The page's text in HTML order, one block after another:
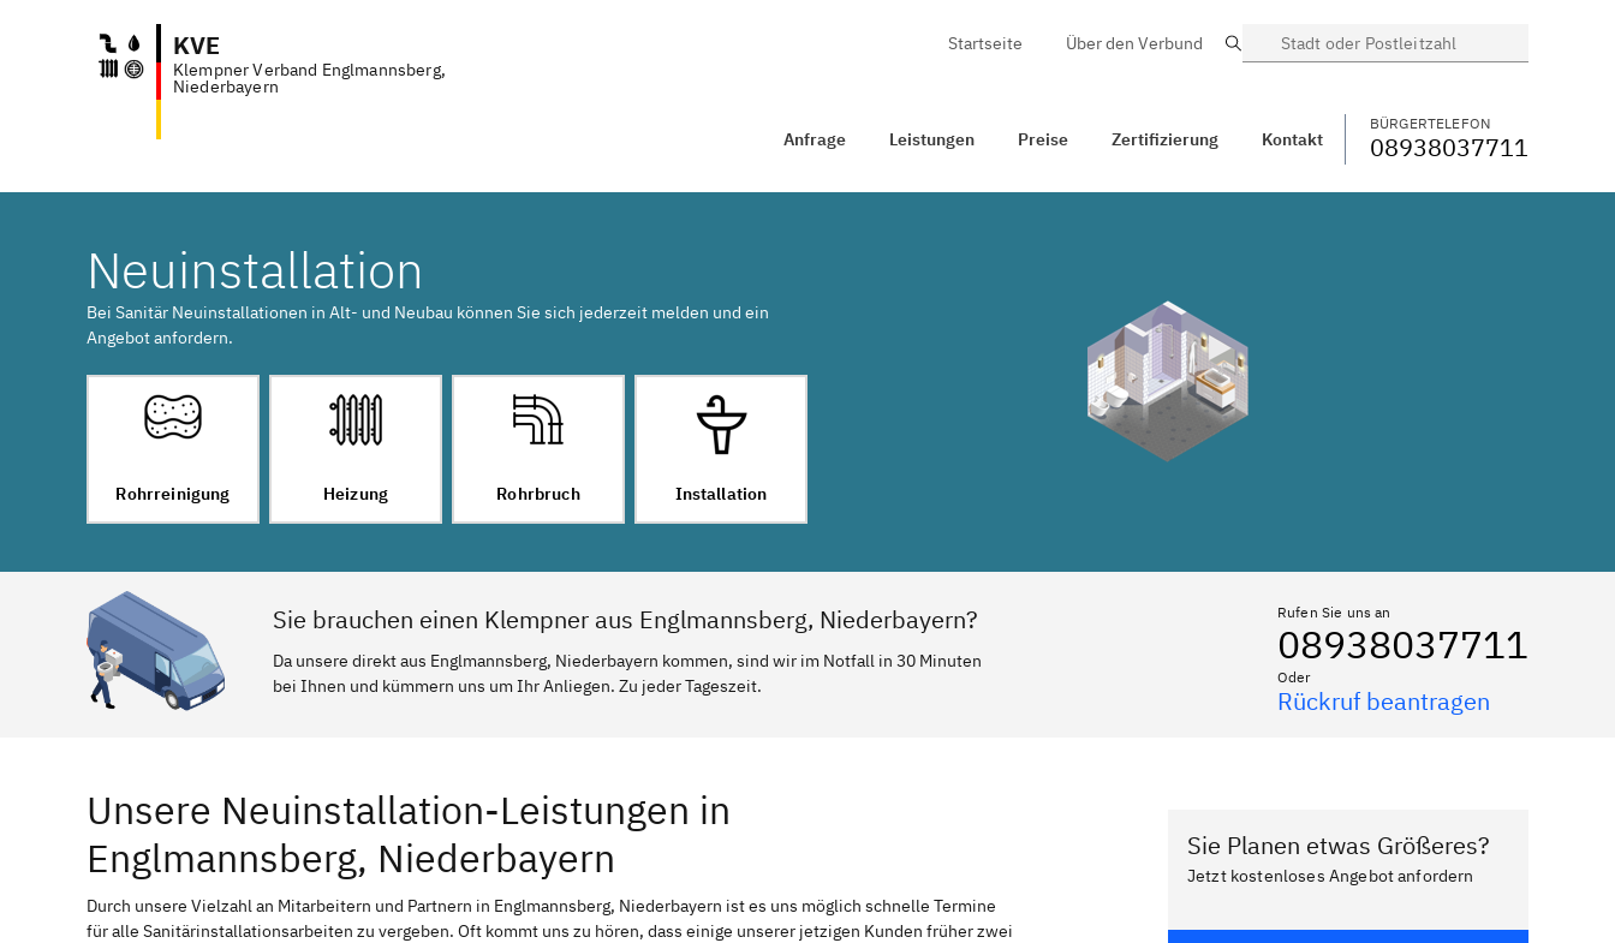
KVE
Klempner Verband Englmannsberg,
Niederbayern
BÜRGERTELEFON WECHSELN
Startseite Über den Verbund Suche
Anfrage Leistungen Preise Zertifizierung Kontakt
BÜRGERTELEFON
08938037711
Neuinstallation
Bei Sanitär Neuinstallationen in Alt- und Neubau können Sie sich jederzeit melden und ein
Angebot anfordern.
Rohrreinigung Heizung Rohrbruch Installation
Sie brauchen einen Klempner aus Englmannsberg, Niederbayern?
Da unsere direkt aus Englmannsberg, Niederbayern kommen, sind wir im Notfall in 30 Minuten
bei Ihnen und kümmern uns um Ihr Anliegen. Zu jeder Tageszeit.
Rufen Sie uns an
08938037711
Oder
Rückruf beantragen
Unsere Neuinstallation-Leistungen in
Englmannsberg, Niederbayern
Durch unsere Vielzahl an Mitarbeitern und Partnern in Englmannsberg, Niederbayern ist es uns möglich schnelle Termine
für alle Sanitärinstallationsarbeiten zu vergeben. Oft kommt uns zu hören, dass einige unserer jetzigen Kunden früher zwei
Sie Planen etwas Größeres?
Jetzt kostenloses Angebot anfordern